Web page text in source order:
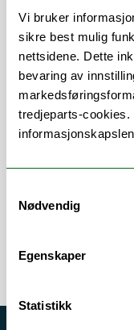
Vi bruker
sikre best mulig
nettsidene. Dette
bevaring av
tredjeparts-
Nødvendig
Egenskaper
Statistikk
Om
Her finner
Error